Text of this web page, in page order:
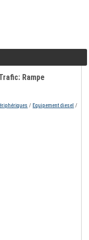
Rampe
/ Equipement diesel /